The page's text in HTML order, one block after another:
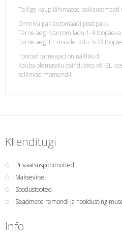
Tellige kaup lähimasse
Omniva pakiautomaadi postipakk.
Tarne aeg: Starcom ladu 1-4 tööpäeva
Tarne aeg: EL maade ladu 3-20
Toodud tarneajad on näitlikud.
Kauba olemasolu esindustes või EL
tellimise momendil.
Klienditugi
Privaatsuspõhimõtted
Makseviise
Soodustooted
Seadmete remondi ja
Info